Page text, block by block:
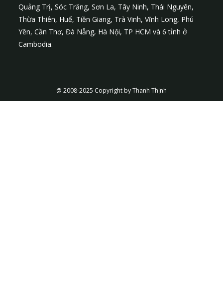
Quảng Trị, Sóc Trăng, Sơn La, Tây Ninh, Thái Nguyên,
Thừa Thiên, Huế, Tiền Giang, Trà Vinh, Vĩnh Long, Phú
Yên, Cần Thơ,Đà Nẵng, Hà Nội, TP HCM và 6 tỉnh ở
Cambodia.
@ 2008-2025 Copyright by Thanh Thịnh